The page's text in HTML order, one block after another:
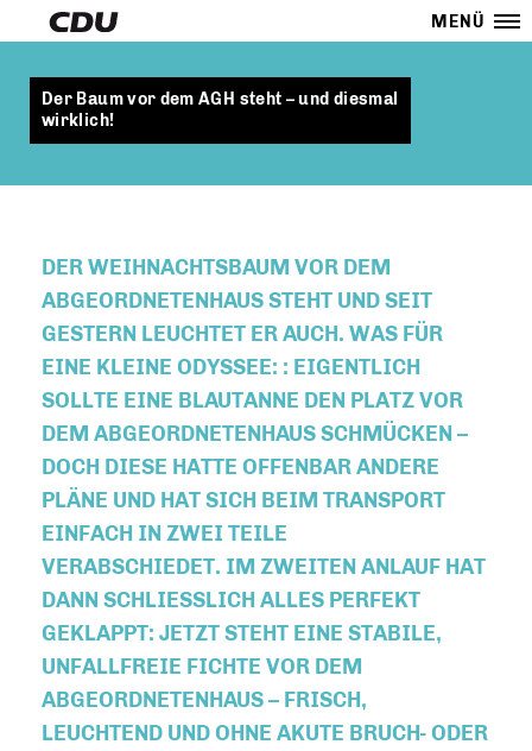
MENÜ
Der Baum vor dem AGH steht – und diesmal
wirklich!
DER WEIHNACHTSBAUM VOR DEM
ABGEORDNETENHAUS STEHT UND SEIT
GESTERN LEUCHTET ER AUCH. WAS FÜR
EINE KLEINE ODYSSEE: : EIGENTLICH
SOLLTE EINE BLAUTANNE DEN PLATZ VOR
DEM ABGEORDNETENHAUS SCHMÜCKEN –
DOCH DIESE HATTE OFFENBAR ANDERE
PLÄNE UND HAT SICH BEIM TRANSPORT
EINFACH IN ZWEI TEILE
VERABSCHIEDET. IM ZWEITEN ANLAUF HAT
DANN SCHLIESSLICH ALLES PERFEKT G
EKLAPPT: JETZT STEHT EINE STABILE, U
NFALLFREIE FICHTE VOR DEM A
BGEORDNETENHAUS – FRISCH, L
EUCHTEND UND OHNE AKUTE BRUCH- ODER Z